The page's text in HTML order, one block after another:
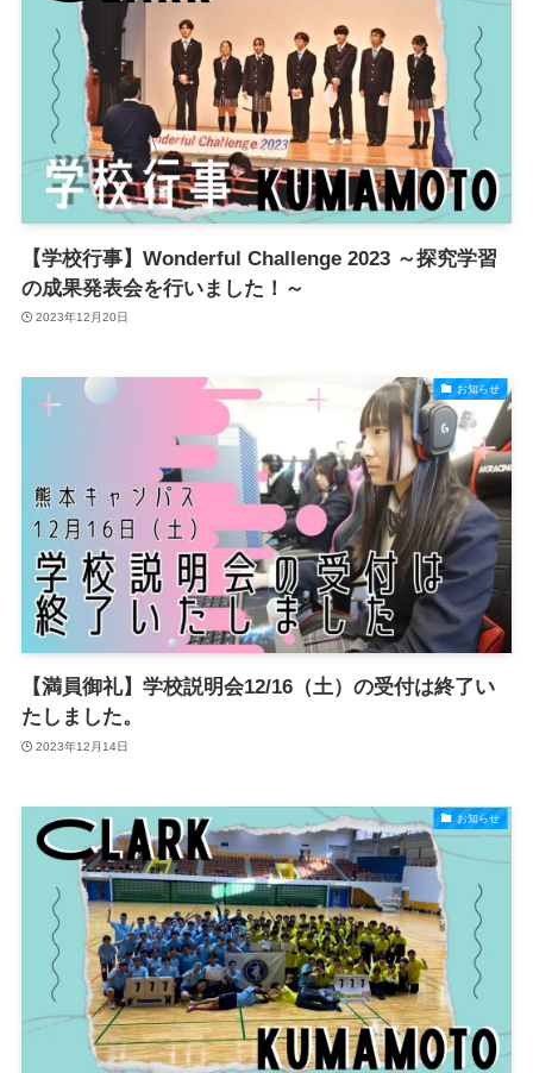
【学校行事】Wonderful Challenge 2023 ～探究学習
の成果発表会を行いました！～
2023年12月20日
お知らせ
【満員御礼】学校説明会12/16（土）の受付は終了い
たしました。
2023年12月14日
お知らせ